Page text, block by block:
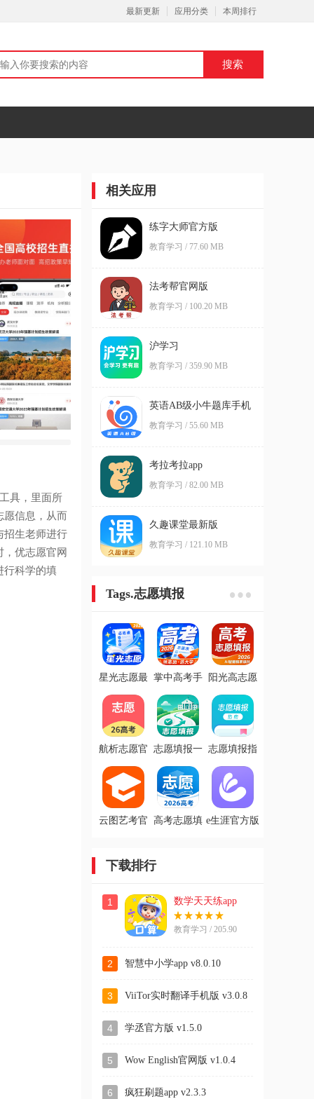
最新更新 应用分类 本周排行
具，里面所
愿信息，从而
招生老师进行
优志愿官网
行科学的填
相关应用
练字大师官方版
教育学习 / 77.60 MB
法考帮官网版
教育学习 / 100.20 MB
沪学习
教育学习 / 359.90 MB
英语AB级小牛题库手机
版
教育学习 / 55.60 MB
考拉考拉app
教育学习 / 82.00 MB
久趣课堂最新版
教育学习 / 121.10 MB
Tags.志愿填报
星光志愿最 掌中高考手
阳光高志愿
航析志愿官 志愿填报一 志愿填报指
云图艺考官 高考志愿填 e生涯官方版
下载排行
1 数学天天练app
教育学习 / 205.90
2 智慧中小学app v8.0.10
3 ViiTor实时翻译手机版 v3.0.8
4 学丞官方版 v1.5.0
5 Wow English官网版 v1.0.4
6 疯狂刷题app v2.3.3